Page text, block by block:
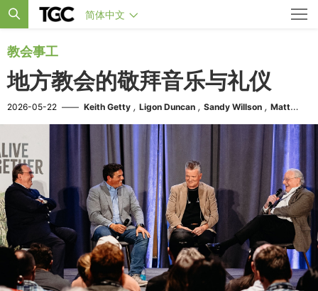
简体中文
教会事工
地方教会的敬拜音乐与礼仪
2026-05-22 —— Keith Getty , Ligon Duncan , Sandy Willson , Matt